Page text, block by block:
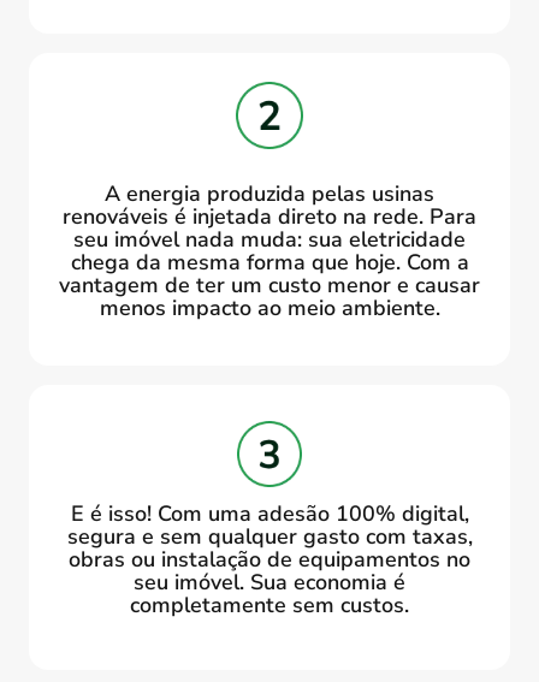
A energia produzida pelas usinas
renováveis é injetada direto na rede. Para
seu imóvel nada muda: sua eletricidade
chega da mesma forma que hoje. Com a
vantagem de ter um custo menor e causar
menos impacto ao meio ambiente.
E é isso! Com uma adesão 100% digital,
segura e sem qualquer gasto com taxas,
obras ou instalação de equipamentos no
seu imóvel. Sua economia é
completamente sem custos.